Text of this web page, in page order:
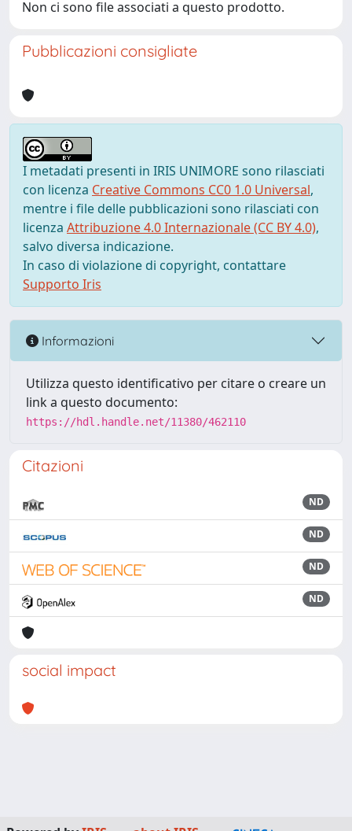
Non ci sono file associati a questo prodotto.
Pubblicazioni consigliate
I metadati presenti in IRIS UNIMORE sono rilasciati
con licenza Creative Commons CC0 1.0 Universal,
mentre i file delle pubblicazioni sono rilasciati con
licenza Attribuzione 4.0 Internazionale (CC BY 4.0),
salvo diversa indicazione.
In caso di violazione di copyright, contattare
Supporto Iris
Informazioni
Utilizza questo identificativo per citare o creare un
link a questo documento:
https://hdl.handle.net/11380/462110
Citazioni
ND
ND
ND
ND
social impact